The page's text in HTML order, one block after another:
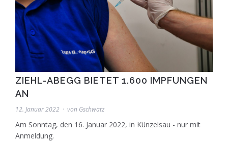
ZIEHL-ABEGG BIETET 1.600 IMPFUNGEN
AN
12. Januar 2022 von Gschwätz
Am Sonntag, den 16. Januar 2022, in Künzelsau - nur mit
Anmeldung.